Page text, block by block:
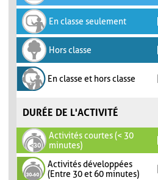
En classe seulement
Hors classe
En classe et hors classe
DURÉE DE L'ACTIVITÉ
Activités courtes (< 30
minutes)
Activités développées
(Entre 30 et 60 minutes)